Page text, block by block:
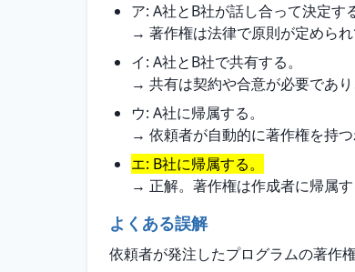
ア: A社とB社が話し合って決定する
→ 著作権は法律で原則が定めら
イ: A社とB社で共有する。
→ 共有は契約や合意が必要であ
ウ: A社に帰属する。
→ 依頼者が自動的に著作権を持つ
エ: B社に帰属する。
→ 正解。著作権は作成者に帰属す
よくある誤解
依頼者が発注したプログラムの著作